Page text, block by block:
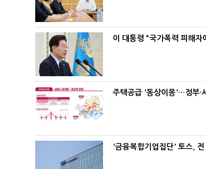
이 대통령 "국가폭력 피해
주택공급 '동상이몽'…정부·
'금융복합기업집단' 토스,